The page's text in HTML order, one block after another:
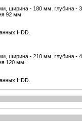
ширина - 180 мм, глубина -
92 мм.
HDD.
ширина - 210 мм, глубина -
120 мм.
HDD.